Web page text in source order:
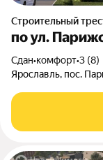
Строительный
по ул.
Сдан•комфорт•3 (8)
Ярославль, пос.